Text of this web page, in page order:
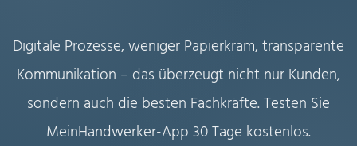
Digitale Prozesse, weniger Papierkram, transparente
Kommunikation – das überzeugt nicht nur Kunden,
sondern auch die besten Fachkräfte. Testen Sie
MeinHandwerker-App 30 Tage kostenlos.